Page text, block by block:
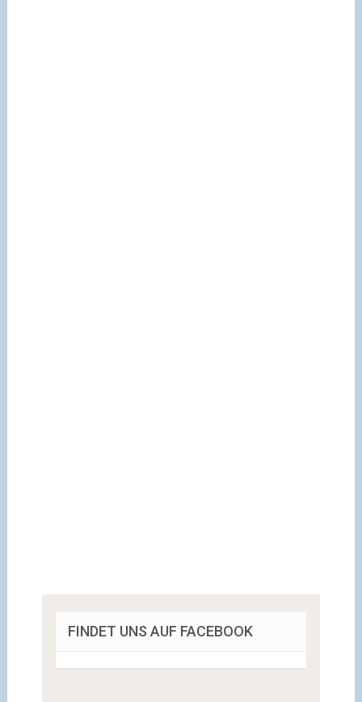
FINDET UNS AUF FACEBOOK